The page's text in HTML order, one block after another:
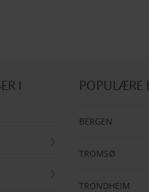
I
POPULÆRE
BERGEN
TROMSØ
TRONDHEIM